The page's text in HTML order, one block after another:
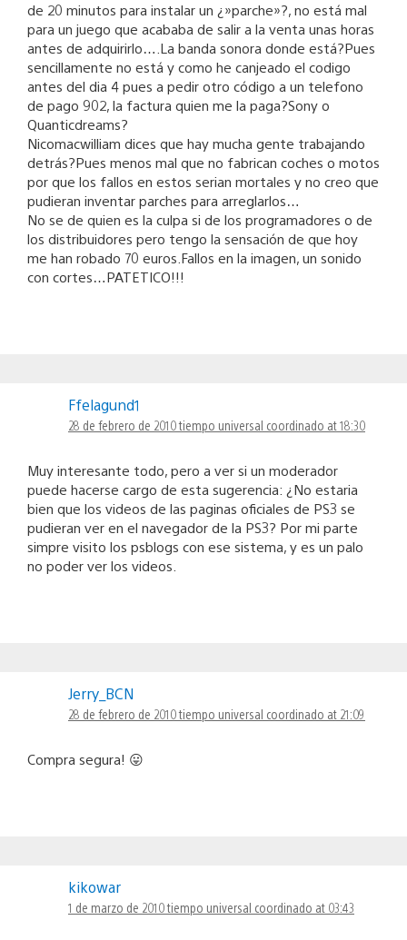
de 20 minutos para instalar un ¿»parche»?, no está mal
para un juego que acababa de salir a la venta unas horas
antes de adquirirlo….La banda sonora donde está?Pues
sencillamente no está y como he canjeado el codigo
antes del dia 4 pues a pedir otro código a un telefono
de pago 902, la factura quien me la paga?Sony o
Quanticdreams?
Nicomacwilliam dices que hay mucha gente trabajando
detrás?Pues menos mal que no fabrican coches o motos
por que los fallos en estos serian mortales y no creo que
pudieran inventar parches para arreglarlos…
No se de quien es la culpa si de los programadores o de
los distribuidores pero tengo la sensación de que hoy
me han robado 70 euros.Fallos en la imagen, un sonido
con cortes…PATETICO!!!
Ffelagund1
28 de febrero de 2010 tiempo universal coordinado at 18:30
Muy interesante todo, pero a ver si un moderador
puede hacerse cargo de esta sugerencia: ¿No estaria
bien que los videos de las paginas oficiales de PS3 se
pudieran ver en el navegador de la PS3? Por mi parte
simpre visito los psblogs con ese sistema, y es un palo
no poder ver los videos.
Jerry_BCN
28 de febrero de 2010 tiempo universal coordinado at 21:09
Compra segura! 😛
kikowar
1 de marzo de 2010 tiempo universal coordinado at 03:43